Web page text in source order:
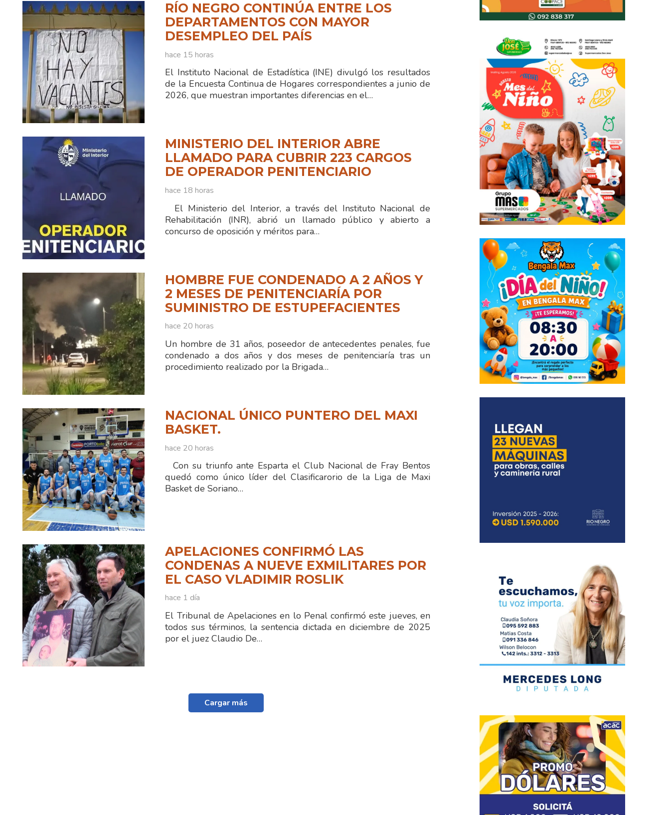
RÍO NEGRO CONTINÚA ENTRE LOS
DEPARTAMENTOS CON MAYOR
DESEMPLEO DEL PAÍS
hace 15 horas
El Instituto Nacional de Estadística (INE) divulgó los resultados
de la Encuesta Continua de Hogares correspondientes a junio de
2026, que muestran importantes diferencias en el…
MINISTERIO DEL INTERIOR ABRE
LLAMADO PARA CUBRIR 223 CARGOS
DE OPERADOR PENITENCIARIO
hace 18 horas
El Ministerio del Interior, a través del Instituto Nacional de
Rehabilitación (INR), abrió un llamado público y abierto a
concurso de oposición y méritos para…
HOMBRE FUE CONDENADO A 2 AÑOS Y
2 MESES DE PENITENCIARÍA POR
SUMINISTRO DE ESTUPEFACIENTES
hace 20 horas
Un hombre de 31 años, poseedor de antecedentes penales, fue
condenado a dos años y dos meses de penitenciaría tras un
procedimiento realizado por la Brigada…
NACIONAL ÚNICO PUNTERO DEL MAXI
BASKET.
hace 20 horas
Con su triunfo ante Esparta el Club Nacional de Fray Bentos
quedó como único líder del Clasificarorio de la Liga de Maxi
Basket de Soriano…
APELACIONES CONFIRMÓ LAS
CONDENAS A NUEVE EXMILITARES POR
EL CASO VLADIMIR ROSLIK
hace 1 día
El Tribunal de Apelaciones en lo Penal confirmó este jueves, en
todos sus términos, la sentencia dictada en diciembre de 2025
por el juez Claudio De…
Cargar más